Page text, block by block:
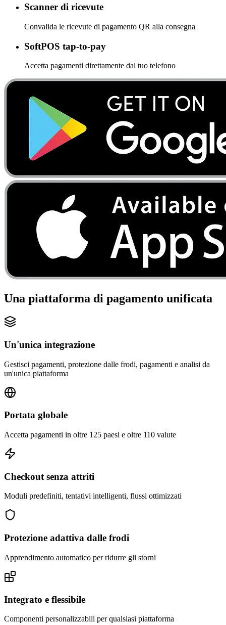
Scanner di ricevute
Convalida le ricevute di pagamento QR alla consegna
SoftPOS tap-to-pay
Accetta pagamenti direttamente dal tuo telefono
Una piattaforma di pagamento unificata
Un'unica integrazione
Gestisci pagamenti, protezione dalle frodi, pagamenti e analisi da
un'unica piattaforma
Portata globale
Accetta pagamenti in oltre 125 paesi e oltre 110 valute
Checkout senza attriti
Moduli predefiniti, tentativi intelligenti, flussi ottimizzati
Protezione adattiva dalle frodi
Apprendimento automatico per ridurre gli storni
Integrato e flessibile
Componenti personalizzabili per qualsiasi piattaforma